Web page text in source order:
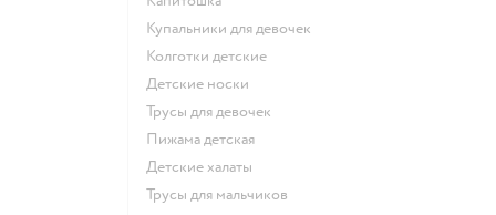
Купальники для девочек
Колготки детские
Детские носки
Трусы для девочек
Пижама детская
Детские халаты
Трусы для мальчиков